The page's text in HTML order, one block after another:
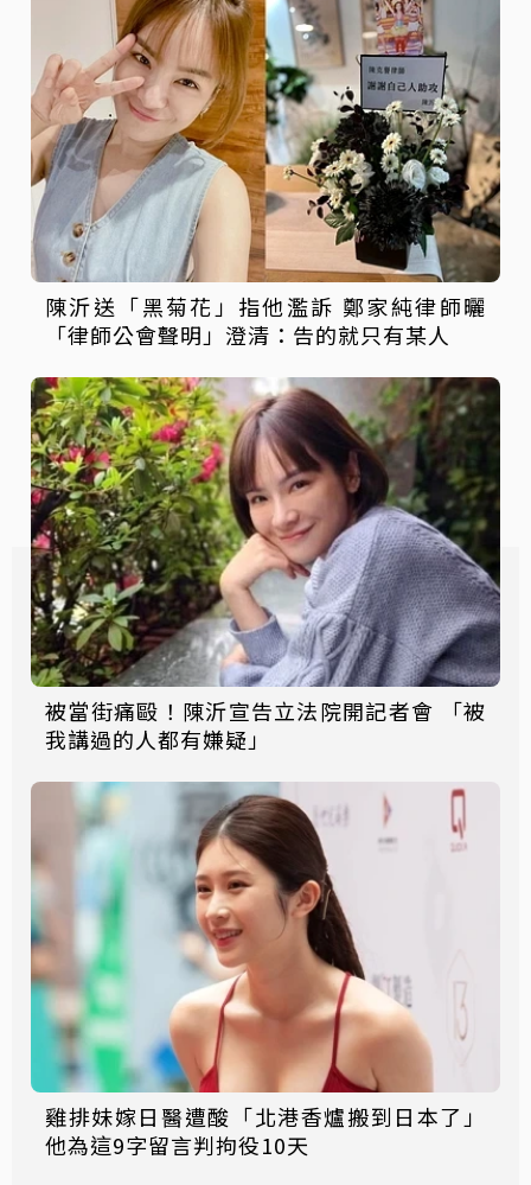
陳沂送「黑菊花」指他濫訴 鄭家純律師曬
「律師公會聲明」澄清：告的就只有某人
被當街痛毆！陳沂宣告立法院開記者會 「被
我講過的人都有嫌疑」
雞排妹嫁日醫遭酸「北港香爐搬到日本了」
他為這9字留言判拘役10天